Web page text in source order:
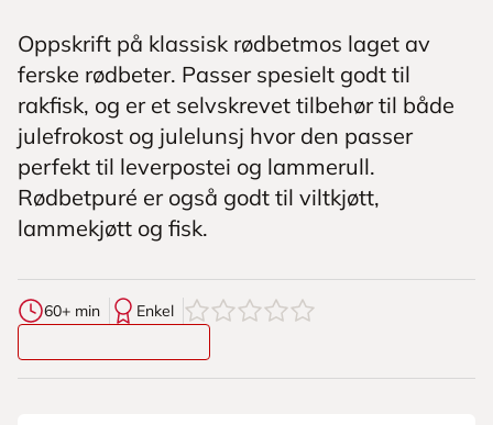
Oppskrift på klassisk rødbetmos laget av
ferske rødbeter. Passer spesielt godt til
rakfisk, og er et selvskrevet tilbehør til både
julefrokost og julelunsj hvor den passer
perfekt til leverpostei og lammerull.
Rødbetpuré er også godt til viltkjøtt,
lammekjøtt og fisk.
60+ min Enkel 0av5stjerner